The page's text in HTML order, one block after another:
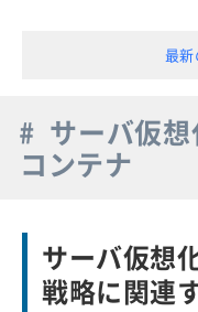
最
# サーバ仮想
コンテナ
サーバ仮想
戦略に関連